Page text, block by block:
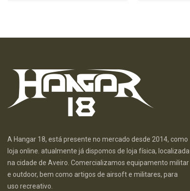
A Hangar 18, está presente no mercado desde 2014, como
loja online. atualmente já dispomos de loja física, localizada
na cidade de Aveiro. Comercializamos equipamento militar
e outdoor, bem como artigos de airsoft e militares, para
uso recreativo.